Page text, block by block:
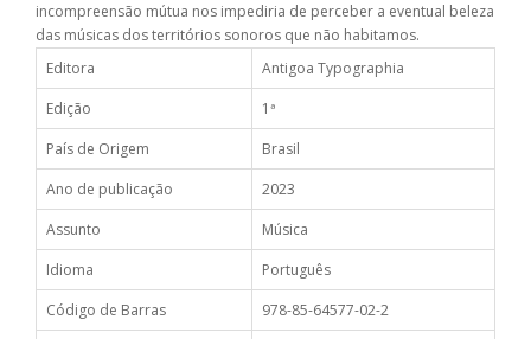
incompreensão mútua nos impediria de perceber a eventual beleza
das músicas dos territórios sonoros que não habitamos.
Editora
Antigoa Typographia
Edição
1ª
País de Origem
Brasil
Ano de publicação
2023
Assunto
Música
Idioma
Português
Código de Barras
978-85-64577-02-2